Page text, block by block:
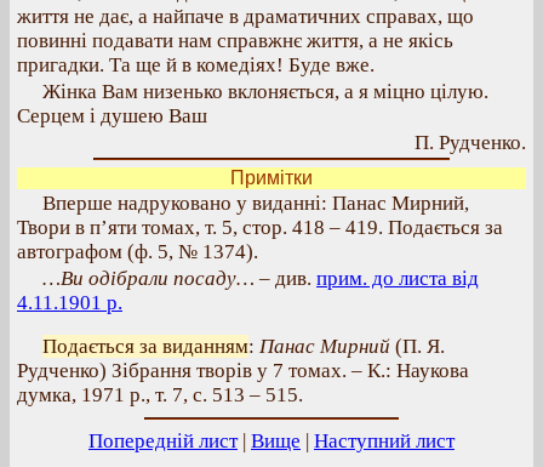
життя не дає, а найпаче в драматичних справах, що
повинні подавати нам справжнє життя, а не якісь
пригадки. Та ще й в комедіях! Буде вже.
Жінка Вам низенько вклоняється, а я міцно цілую.
Серцем і душею Ваш
П. Рудченко.
Примітки
Вперше надруковано у виданні: Панас Мирний,
Твори в п’яти томах, т. 5, стор. 418 – 419. Подається за
автографом (ф. 5, № 1374).
…Ви одібрали посаду… – див. прим. до листа від
4.11.1901 р.
Подається за виданням: Панас Мирний (П. Я.
Рудченко) Зібрання творів у 7 томах. – К.: Наукова
думка, 1971 р., т. 7, с. 513 – 515.
Попередній лист| Вище | Наступний лист